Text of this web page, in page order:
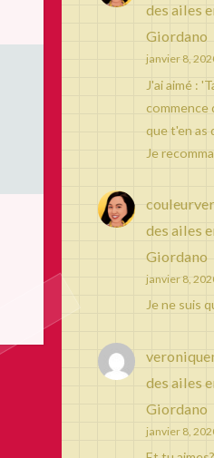
des ailes
Giordano
janvier 8,
J'ai aimé :
commence
que t'en as
Je
des ailes
Giordano
janvier 8,
Je ne suis
des ailes
Giordano
janvier 8,